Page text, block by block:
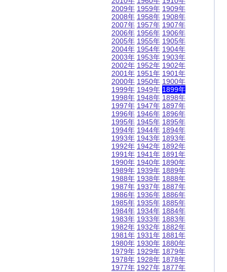
2009年
2008年
2007年
2006年
2005年
2004年
2003年
2002年
2001年
2000年
1999年
1998年
1997年
1996年
1995年
1994年
1993年
1992年
1991年
1990年
1989年
1988年
1987年
1986年
1985年
1984年
1983年
1982年
1981年
1980年
1979年
1978年
1977年
1959年
1958年
1957年
1956年
1955年
1954年
1953年
1952年
1951年
1950年
1949年
1948年
1947年
1946年
1945年
1944年
1943年
1942年
1941年
1940年
1939年
1938年
1937年
1936年
1935年
1934年
1933年
1932年
1931年
1930年
1929年
1928年
1927年
1909年
1908年
1907年
1906年
1905年
1904年
1903年
1902年
1901年
1900年
1899年
1898年
1897年
1896年
1895年
1894年
1893年
1892年
1891年
1890年
1889年
1888年
1887年
1886年
1885年
1884年
1883年
1882年
1881年
1880年
1879年
1878年
1877年